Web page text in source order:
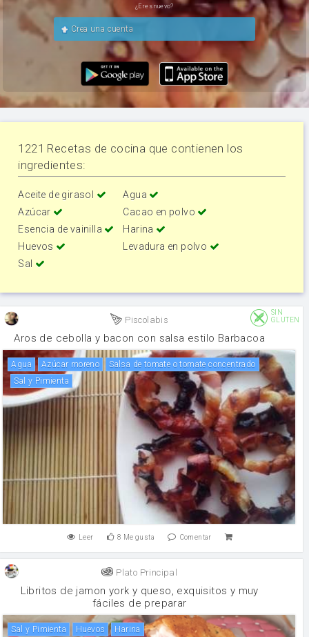
¿Eres nuevo?
Crea una cuenta
1221 Recetas de cocina que contienen los
ingredientes:
Aceite de girasol
Agua
Azúcar
Cacao en polvo
Esencia de vainilla
Harina
Huevos
Levadura en polvo
Sal
Piscolabis
SIN
GLUTEN
Aros de cebolla y bacon con salsa estilo Barbacoa
agua Azúcar moreno
Salsa de tomate o tomate concentrado
Sal y Pimienta
Leer 8 Me gusta Comentar
Plato Principal
Libritos de jamon york y queso, exquisitos y muy
fáciles de preparar
Sal y Pimienta huevos harina